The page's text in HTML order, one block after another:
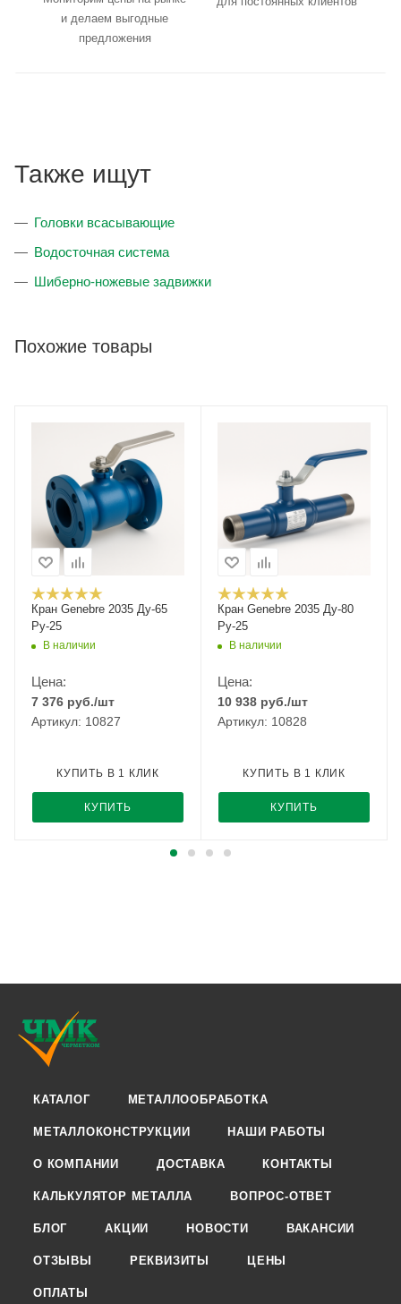
и делаем выгодные
предложения
Также ищут
Головки всасывающие
Водосточная система
Шиберно-ножевые задвижки
Похожие товары
Кран Genebre 2035 Ду-65
Ру-25
В наличии
Цена:
7 376 руб./шт
Артикул: 10827
КУПИТЬ
КУПИТЬ В 1 КЛИК
Кран Genebre 2035 Ду-80
Ру-25
В наличии
Цена:
10 938 руб./шт
Артикул: 10828
КУПИТЬ
КУПИТЬ В 1 КЛИК
КАТАЛОГ МЕТАЛЛООБРАБОТКА
МЕТАЛЛОКОНСТРУКЦИИ НАШИ РАБОТЫ
О КОМПАНИИ ДОСТАВКА КОНТАКТЫ
КАЛЬКУЛЯТОР МЕТАЛЛА ВОПРОС-ОТВЕТ
БЛОГ АКЦИИ НОВОСТИ ВАКАНСИИ
ОТЗЫВЫ РЕКВИЗИТЫ ЦЕНЫ
ОПЛАТЫ